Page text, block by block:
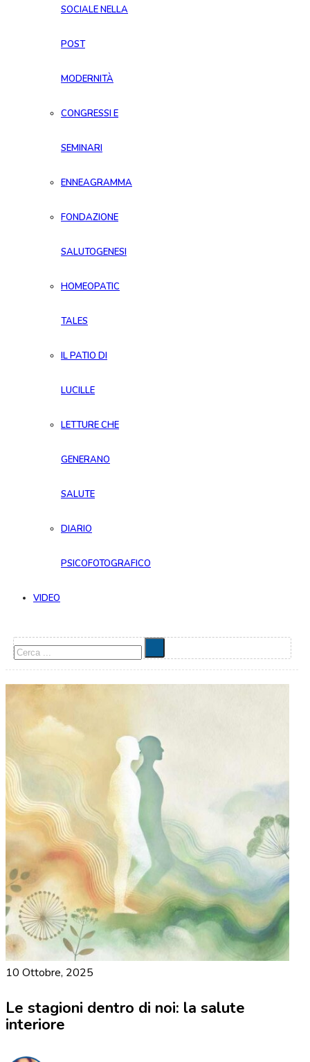
SOCIALE NELLA
POST
MODERNITÀ
CONGRESSI E
SEMINARI
ENNEAGRAMMA
FONDAZIONE
SALUTOGENESI
HOMEOPATIC
TALES
IL PATIO DI
LUCILLE
LETTURE CHE
GENERANO
SALUTE
DIARIO
PSICOFOTOGRAFICO
VIDEO
Cerca
10 Ottobre, 2025
Le stagioni dentro di noi: la salute
interiore